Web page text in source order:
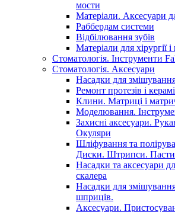
мости
Матеріали. Аксесуари
Раббердам системи
Відбілювання зубів
Матеріали для хірургії
Стоматологія. Інструменти
Стоматологія. Аксесуари
Насадки для
Ремонт протезів і
Клини. Матриці і
Моделювання.
Захисні аксесуари.
Окуляри
Шліфування та
Диски. Штрипси.
Насадки та аксесуари
скалера
Насадки для
шприців.
Аксесуари.